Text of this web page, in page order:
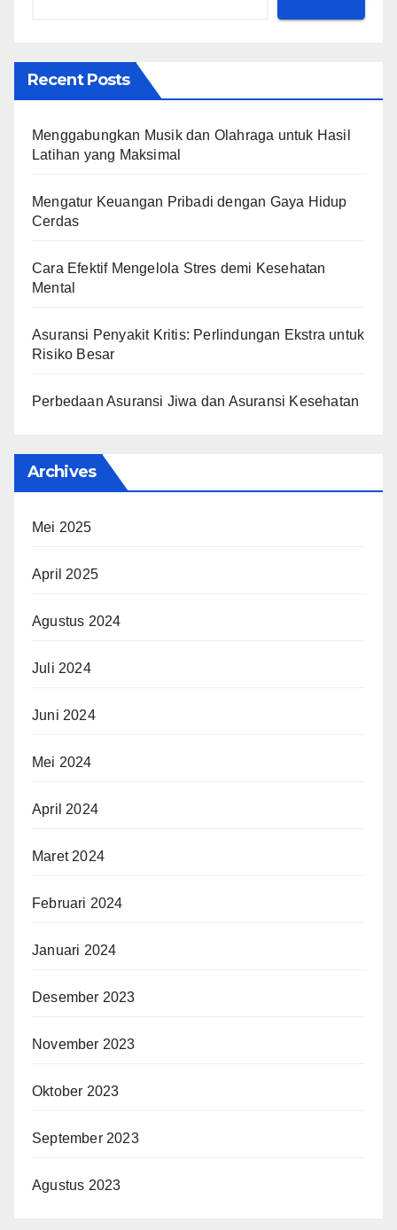
Recent Posts
Menggabungkan Musik dan Olahraga untuk Hasil
Latihan yang Maksimal
Mengatur Keuangan Pribadi dengan Gaya Hidup
Cerdas
Cara Efektif Mengelola Stres demi Kesehatan
Mental
Asuransi Penyakit Kritis: Perlindungan Ekstra untuk
Risiko Besar
Perbedaan Asuransi Jiwa dan Asuransi Kesehatan
Archives
Mei 2025
April 2025
Agustus 2024
Juli 2024
Juni 2024
Mei 2024
April 2024
Maret 2024
Februari 2024
Januari 2024
Desember 2023
November 2023
Oktober 2023
September 2023
Agustus 2023